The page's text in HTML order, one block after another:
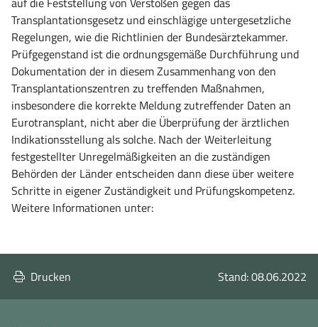
Transplantationsgesetz und einschlägige untergesetzliche
Regelungen, wie die Richtlinien der Bundesärztekammer.
Prüfgegenstand ist die ordnungsgemäße Durchführung und
Dokumentation der in diesem Zusammenhang von den
Transplantationszentren zu treffenden Maßnahmen,
insbesondere die korrekte Meldung zutreffender Daten an
Eurotransplant, nicht aber die Überprüfung der ärztlichen
Indikationsstellung als solche. Nach der Weiterleitung
festgestellter Unregelmäßigkeiten an die zuständigen
Behörden der Länder entscheiden dann diese über weitere
Schritte in eigener Zuständigkeit und Prüfungskompetenz.
Weitere Informationen unter:
Drucken Stand: 08.06.2022